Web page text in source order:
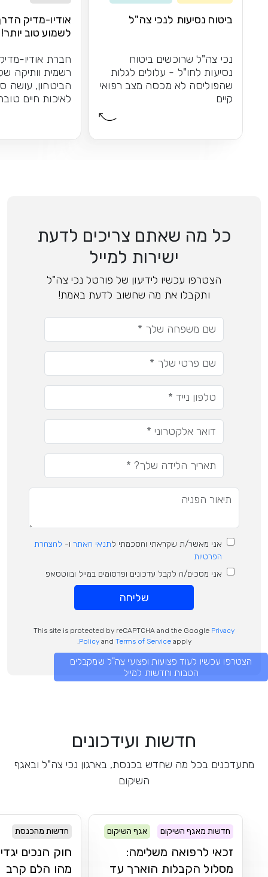
ביטוח נסיעות לנכי צה"ל
נכי צה"ל שרוכשים ביטוח
נסיעות לחו"ל - עלולים לגלות
שהפוליסה לא מכסה מצב רפואי
קיים
אודיו-מדיק
לשמוע טוב יותר!
חברת אודיו-
רשמית וותיקה
הביטחון, עושה
לאיכות חיים
כל מה שאתם צריכים לדעת
ישירות למייל
הצטרפו עכשיו לידיעון של פורטל נכי צה"ל
ותקבלו את מה שחשוב לדעת באמת!
אני מאשר/ת שקראתי והסכמתי לתנאי האתר ו- להצהרת
הפרטיות
אני מסכים/ה לקבל עדכונים ופרסומים במייל ובווטסאפ
שליחה
This site is protected by reCAPTCHA and the Google Privacy
Policyand Terms of Serviceapply.
הצטרפו עכשיו לעוד פצועות ופצועי צה"ל שמקבלים
הטבות וחדשות למייל
חדשות ועידכונים
מתעדכנים בכל מה שחדש בכנסת, בארגון נכי צה"ל ובאגף
השיקום
חדשות מאגף השיקום אגף השיקום
זכאי לרפואה משלימה:
מסלול הקבלות הוארך עד
חדשות מהכנסת
חוק הנכים
מהו הלם קרב